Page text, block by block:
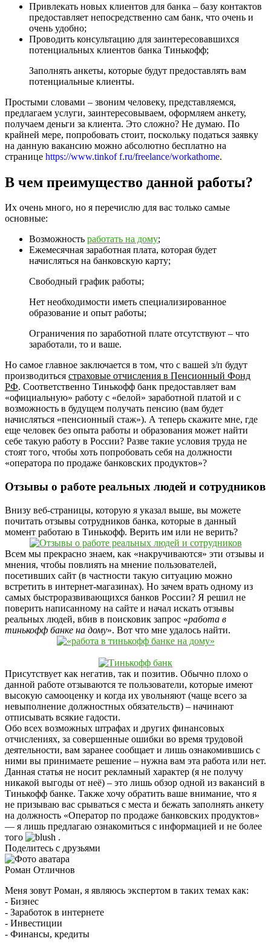
Привлекать новых клиентов для банка – базу контактов
предоставляет непосредственно сам банк, что очень и
очень удобно;
Проводить консультацию для заинтересовавшихся
потенциальных клиентов банка Тинькофф;
Заполнять анкеты, которые будут предоставлять вам
потенциальные клиенты.
Простыми словами – звоним человеку, представляемся,
предлагаем услуги, заинтересовываем, оформляем анкету,
получаем деньги за клиента. Это сложно? Не думаю. По
крайней мере, попробовать стоит, поскольку податься заявку
на данную вакансию можно абсолютно бесплатно на
странице https://www.tinkof f.ru/freelance/work­at­home.
В чем преимущество данной работы?
Их очень много, но я перечислю для вас только самые
основные:
Возможность работать на дому;
Ежемесячная заработная плата, которая будет
начисляться на банковскую карту;
Свободный график работы;
Нет необходимости иметь специализированное
образование и опыт работы;
Ограничения по заработной плате отсутствуют – что
заработали, то и ваше.
Но самое главное заключается в том, что с вашей з/п будут
производиться страховые отчисления в Пенсионный Фонд
РФ. Соответственно Тинькофф банк предоставляет вам
«официальную» работу с «белой» заработной платой и с
возможность в будущем получать пенсию (вам будет
начисляться «пенсионный стаж»). А теперь скажите мне, где
еще человек без опыта работы и образования может найти
себе такую работу в России? Разве такие условия труда не
стоят того, чтобы хоть попробовать себя на должности
«оператора по продаже банковских продуктов»?
Отзывы о работе реальных людей и сотрудников
Внизу веб-страницы, которую я указал выше, вы можете
почитать отзывы сотрудников банка, которые в данный
момент работаю в Тинькофф. Верить им или не верить?
Всем мы прекрасно знаем, как «накручиваются» эти отзывы и
мнения, чтобы повлиять на мнение пользователей,
посетивших сайт (в частности такую ситуацию можно
встретить в интернет-магазинах). Но зачем врать одному из
самых быстроразвивающихся банков России? Я решил не
поверить написанному на сайте и начал искать отзывы
реальных людей, вбив в поисковик запрос «работа в
тинькофф банке на дому». Вот что мне удалось найти.
Присутствует как негатив, так и позитив. Обычно плохо о
данной работе отзываются те пользователи, которые имеют
высокую самооценку и когда их увольняют (чаще всего за
невыполнение должностных обязательств) – начинают
отписывать всякие гадости.
Обо всех возможных штрафах и других финансовых
отчислениях, за совершенные ошибки во время трудовой
деятельности, вам заранее сообщает и лишь ознакомившись с
ними вы принимаете решение – нужна вам эта работа или нет.
Данная статья не носит рекламный характер (я не получу
никакой выгоды от неё) – это лишь обзор одной из вакансий в
Тинькофф банке. Также хочу обратить ваше внимание, что я
не призываю вас срываться с места и бежать заполнять анкету
на должность «Оператор по продаже банковских продуктов»
— я лишь предлагаю ознакомиться с информацией и не более
того
.
Поделитесь с друзьями
Роман Отличнов
Меня зовут Роман, я являюсь экспертом в таких темах как:
- Бизнес
- Заработок в интернете
- Инвестиции
- Финансы, кредиты